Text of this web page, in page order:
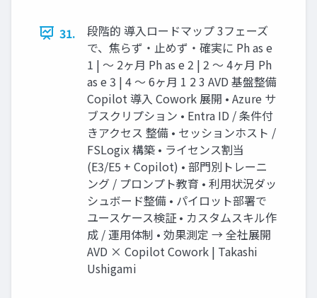
31.
段階的 導入ロードマップ 3フェーズ
で、焦らず・止めず・確実に Ph as e
1 | 〜 2ヶ月 Ph as e 2 | 2 〜 4ヶ月 Ph
as e 3 | 4 〜 6ヶ月 1 2 3 AVD 基盤整備
Copilot 導入 Cowork 展開 • Azure サ
ブスクリプション • Entra ID / 条件付
きアクセス 整備 • セッションホスト /
FSLogix 構築 • ライセンス割当
(E3/E5 + Copilot) • 部門別トレーニ
ング / プロンプト教育 • 利用状況ダッ
シュボード整備 • パイロット部署で
ユースケース検証 • カスタムスキル作
成 / 運用体制 • 効果測定 → 全社展開
AVD × Copilot Cowork | Takashi
Ushigami